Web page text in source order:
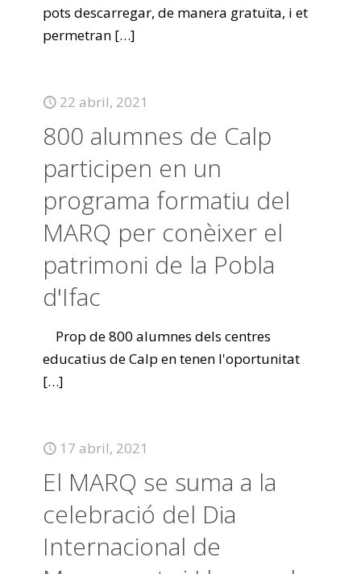
pots descarregar, de manera gratuïta, i et
permetran […]
22 abril, 2021
800 alumnes de Calp
participen en un
programa formatiu del
MARQ per conèixer el
patrimoni de la Pobla
d'Ifac
Prop de 800 alumnes dels centres
educatius de Calp en tenen l'oportunitat
[…]
17 abril, 2021
El MARQ se suma a la
celebració del Dia
Internacional de